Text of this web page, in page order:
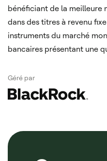
bénéficiant de la meilleure
dans des titres à revenu
instruments du marché
bancaires présentant une
Géré par